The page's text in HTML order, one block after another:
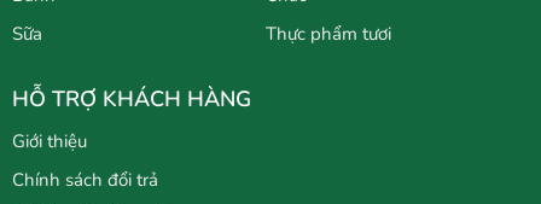
Sữa
Thực phẩm tươi
HỖ TRỢ KHÁCH HÀNG
Giới thiệu
Chính sách đổi trả